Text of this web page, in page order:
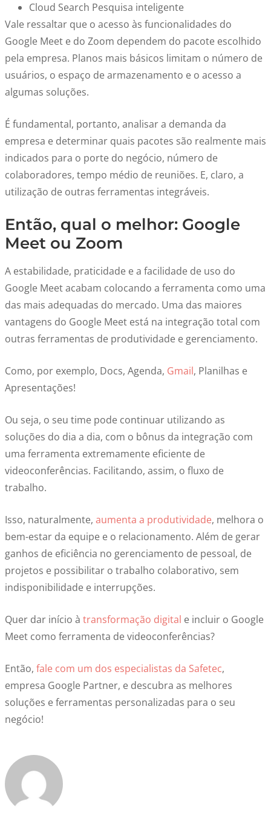
Cloud Search Pesquisa inteligente
Vale ressaltar que o acesso às funcionalidades do
Google Meet e do Zoom dependem do pacote escolhido
pela empresa. Planos mais básicos limitam o número de
usuários, o espaço de armazenamento e o acesso a
algumas soluções.
É fundamental, portanto, analisar a demanda da
empresa e determinar quais pacotes são realmente mais
indicados para o porte do negócio, número de
colaboradores, tempo médio de reuniões. E, claro, a
utilização de outras ferramentas integráveis.
Então, qual o melhor: Google
Meet ou Zoom
A estabilidade, praticidade e a facilidade de uso do
Google Meet acabam colocando a ferramenta como uma
das mais adequadas do mercado. Uma das maiores
vantagens do Google Meet está na integração total com
outras ferramentas de produtividade e gerenciamento.
Como, por exemplo, Docs, Agenda, Gmail, Planilhas e
Apresentações!
Ou seja, o seu time pode continuar utilizando as
soluções do dia a dia, com o bônus da integração com
uma ferramenta extremamente eficiente de
videoconferências. Facilitando, assim, o fluxo de
trabalho.
Isso, naturalmente, aumenta a produtividade, melhora o
bem-estar da equipe e o relacionamento. Além de gerar
ganhos de eficiência no gerenciamento de pessoal, de
projetos e possibilitar o trabalho colaborativo, sem
indisponibilidade e interrupções.
Quer dar início à transformação digital e incluir o Google
Meet como ferramenta de videoconferências?
Então, fale com um dos especialistas da Safetec,
empresa Google Partner, e descubra as melhores
soluções e ferramentas personalizadas para o seu
negócio!